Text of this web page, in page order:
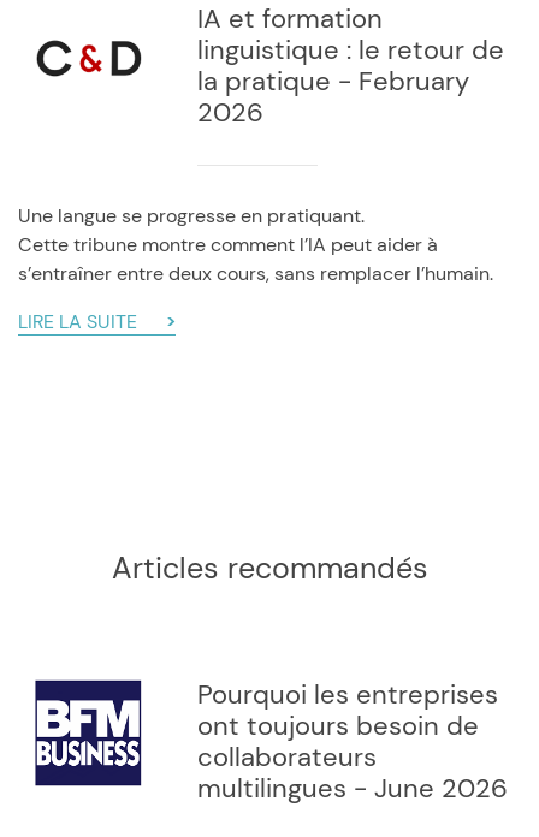
IA et formation
linguistique : le retour de
la pratique - February
2026
Une langue se progresse en pratiquant.
Cette tribune montre comment l’IA peut aider à
s’entraîner entre deux cours, sans remplacer l’humain.
LIRE LA SUITE
Articles recommandés
Pourquoi les entreprises
ont toujours besoin de
collaborateurs
multilingues - June 2026